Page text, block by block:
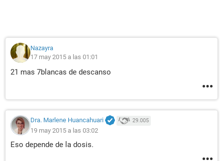
Nazayra
17 may 2015 a las 01:01
21 mas 7blancas de descanso
Dra. Marlene Huancahuari 29.005
19 may 2015 a las 03:02
Eso depende de la dosis.